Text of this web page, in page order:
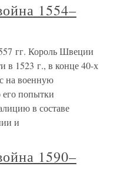
1554–
гг. Король Швеции
в 1523 г., в конце 40-х
на военную
попытки
в составе
и
1590–